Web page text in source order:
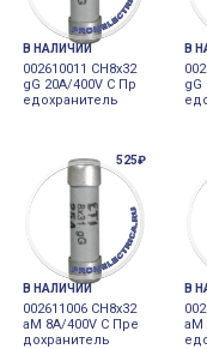
В НАЛИЧИИ
002610011 CH8x32
gG 20A/400V C Пр
едохранитель
В
gG
525₽
В НАЛИЧИИ
002611006 CH8x32
aM 8A/400V C Пре
дохранитель
В
aM